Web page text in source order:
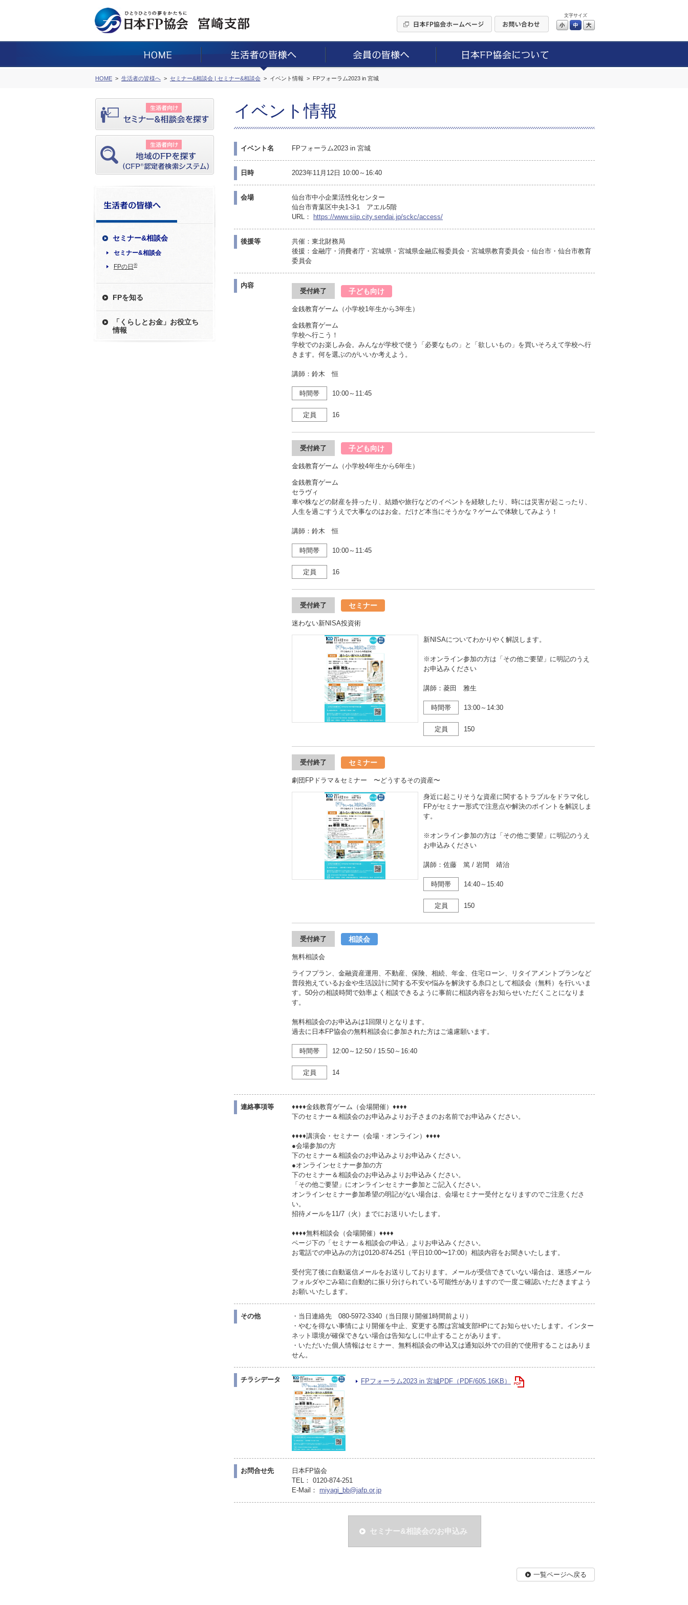
文字サイズ
小 中
HOME 生活者の皆様へ セミナー&相談会 | セミナー&相談会 イベント情報 FPフォーラム2023 in 宮城
セミナー&相談会
セミナー&相談会
FPの日 ®
FPを知る
「くらしとお金」お役立ち
情報
イベント情報
イベント名 FPフォーラム2023 in 宮城
日時 2023年11月12日 10:00～16:40
会場
仙台市中小企業活性化センター
仙台市青葉区中央1-3-1 アエル5階
URL：
https://www.siip.city.sendai.jp/sckc/access/
後援等
共催：東北財務局
後援：金融庁・消費者庁・宮城県・宮城県金融広報委員会・宮城県教育委員会・仙台市・仙台市教育
委員会
内容
受付終了 子ども向け
金銭教育ゲーム（小学校1年生から3年生）
金銭教育ゲーム
学校へ行こう！
学校でのお楽しみ会。みんなが学校で使う「必要なもの」と「欲しいもの」を買いそろえて学校へ行
きます。何を選ぶのがいいか考えよう。
講師：鈴木 恒
時間帯 10:00～11:45
定員 16
受付終了 子ども向け
金銭教育ゲーム（小学校4年生から6年生）
金銭教育ゲーム
セラヴィ
車や株などの財産を持ったり、結婚や旅行などのイベントを経験したり、時には災害が起こったり、
人生を過ごすうえで大事なのはお金。だけど本当にそうかな？ゲームで体験してみよう！
講師：鈴木 恒
時間帯 10:00～11:45
定員 16
受付終了 セミナー
迷わない新NISA投資術
新NISAについてわかりやく解説します。
※オンライン参加の方は「その他ご要望」に明記のうえ
お申込みください
講師：菱田 雅生
時間帯 13:00～14:30
定員 150
受付終了 セミナー
劇団FPドラマ＆セミナー 〜どうするその資産〜
身近に起こりそうな資産に関するトラブルをドラマ化し
FPがセミナー形式で注意点や解決のポイントを解説しま
す。
※オンライン参加の方は「その他ご要望」に明記のうえ
お申込みください
講師：佐藤 篤 / 岩間 靖治
時間帯 14:40～15:40
定員 150
受付終了 相談会
無料相談会
ライフプラン、金融資産運用、不動産、保険、相続、年金、住宅ローン、リタイアメントプランなど
普段抱えているお金や生活設計に関する不安や悩みを解決する糸口として相談会（無料）を行いいま
す。50分の相談時間で効率よく相談できるように事前に相談内容をお知らせいただくことになりま
す。
無料相談会のお申込みは1回限りとなります。
過去に日本FP協会の無料相談会に参加された方はご遠慮願います。
時間帯 12:00～12:50 / 15:50～16:40
定員 14
連絡事項等
♦♦♦♦金銭教育ゲーム（会場開催）♦♦♦♦
下のセミナー＆相談会のお申込みよりお子さまのお名前でお申込みください。
♦♦♦♦講演会・セミナー（会場・オンライン）♦♦♦♦
●会場参加の方
下のセミナー＆相談会のお申込みよりお申込みください。
●オンラインセミナー参加の方
下のセミナー＆相談会のお申込みよりお申込みください。
「その他ご要望」にオンラインセミナー参加とご記入ください。
オンラインセミナー参加希望の明記がない場合は、会場セミナー受付となりますのでご注意くださ
い。
招待メールを11/7（火）までにお送りいたします。
♦♦♦♦無料相談会（会場開催）♦♦♦♦
ページ下の「セミナー＆相談会の申込」よりお申込みください。
お電話での申込みの方は0120-874-251（平日10:00〜17:00）相談内容をお聞きいたします。
受付完了後に自動返信メールをお送りしております。メールが受信できていない場合は、迷惑メール
フォルダやごみ箱に自動的に振り分けられている可能性がありますので一度ご確認いただきますよう
お願いいたします。
その他
・当日連絡先 080-5972-3340（当日限り開催1時間前より）
・やむを得ない事情により開催を中止、変更する際は宮城支部HPにてお知らせいたします。インター
ネット環境が確保できない場合は告知なしに中止することがあります。
・いただいた個人情報はセミナー、無料相談会の申込又は通知以外での目的で使用することはありま
せん。
チラシデータ FPフォーラム2023 in 宮城PDF（PDF/605.16KB）
お問合せ先
日本FP協会
TEL： 0120-874-251
E-Mail： miyagi_bb@jafp.or.jp
セミナー&相談会のお申込み
一覧ページへ戻る